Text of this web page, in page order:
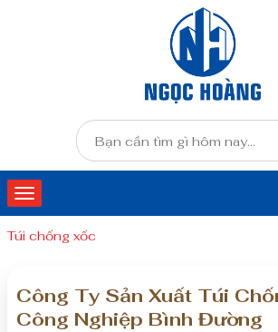
Túi chống xốc
Công Ty Sản Xuất Túi
Công Nghiệp Bình Đường